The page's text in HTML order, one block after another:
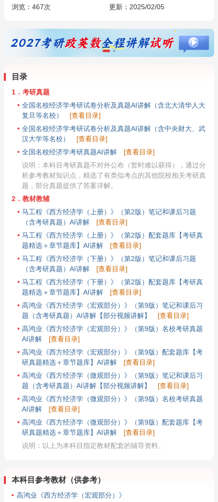
浏览： 467次 更新：2025/02/05
目录
1．考研真题
全国名校经济学考研试卷分析及真题AI讲解（含北大清华人大
复旦等名校）
[查看目录]
全国名校经济学考研试卷分析及真题AI讲解（含中央财大、武
汉大学等名校）
[查看目录]
全国名校经济学考研真题AI讲解
[查看目录]
说明：本科目考研真题不对外公布（暂时难以获得），通过分
析参考教材知识点，精选了有类似考点的其他院校相关考研真
题，部分真题提供了答案详解。
2．教材教辅
马工程《西方经济学（上册）》（第2版）笔记和课后习题
（含考研真题）AI讲解
[查看目录]
马工程《西方经济学（上册）》（第2版）配套题库【考研真
题精选＋章节题库】AI讲解
[查看目录]
马工程《西方经济学（下册）》（第2版）笔记和课后习题
（含考研真题）AI讲解
[查看目录]
马工程《西方经济学（下册）》（第2版）配套题库【考研真
题精选＋章节题库】AI讲解
[查看目录]
高鸿业《西方经济学（宏观部分）》（第9版）笔记和课后习
题（含考研真题）AI讲解【部分视频讲解】
[查看目录]
高鸿业《西方经济学（宏观部分）》（第9版）名校考研真题
AI讲解
[查看目录]
高鸿业《西方经济学（宏观部分）》（第9版）配套题库【考
研真题精选＋章节题库】AI讲解
[查看目录]
高鸿业《西方经济学（微观部分）》（第9版）笔记和课后习
题（含考研真题）AI讲解【部分视频讲解】
[查看目录]
高鸿业《西方经济学（微观部分）》（第9版）名校考研真题
AI讲解
[查看目录]
高鸿业《西方经济学（微观部分）》（第9版）配套题库【考
研真题精选＋章节题库】AI讲解
[查看目录]
说明：以上为本科目指定教材配套的辅导资料。
本科目参考教材（供参考）
高鸿业《西方经济学（宏观部分）》